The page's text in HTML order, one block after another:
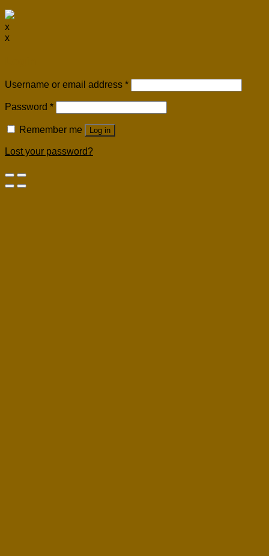
x
x
Username or email address *
Password *
Remember me Log in
Lost your password?